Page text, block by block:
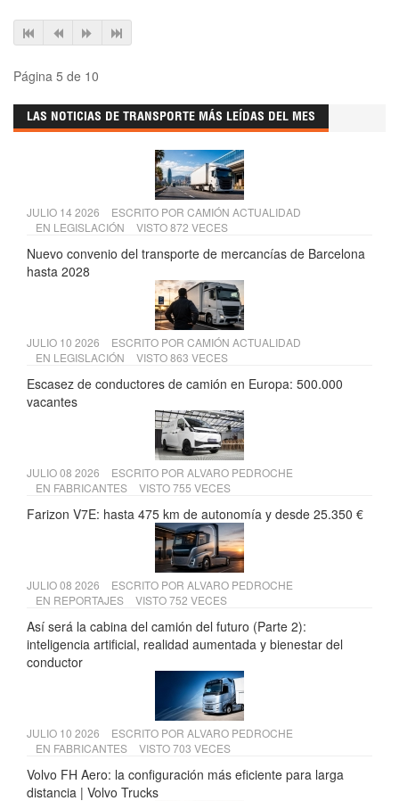
Página 5 de 10
LAS NOTICIAS DE TRANSPORTE MÁS LEÍDAS DEL MES
JULIO 14 2026 ESCRITO POR CAMIÓN ACTUALIDAD
EN LEGISLACIÓN VISTO 872 VECES
Nuevo convenio del transporte de mercancías de Barcelona
hasta 2028
JULIO 10 2026 ESCRITO POR CAMIÓN ACTUALIDAD
EN LEGISLACIÓN VISTO 863 VECES
Escasez de conductores de camión en Europa: 500.000
vacantes
JULIO 08 2026 ESCRITO POR ALVARO PEDROCHE
EN FABRICANTES VISTO 755 VECES
Farizon V7E: hasta 475 km de autonomía y desde 25.350 €
JULIO 08 2026 ESCRITO POR ALVARO PEDROCHE
EN REPORTAJES VISTO 752 VECES
Así será la cabina del camión del futuro (Parte 2):
inteligencia artificial, realidad aumentada y bienestar del
conductor
JULIO 10 2026 ESCRITO POR ALVARO PEDROCHE
EN FABRICANTES VISTO 703 VECES
Volvo FH Aero: la configuración más eficiente para larga
distancia | Volvo Trucks